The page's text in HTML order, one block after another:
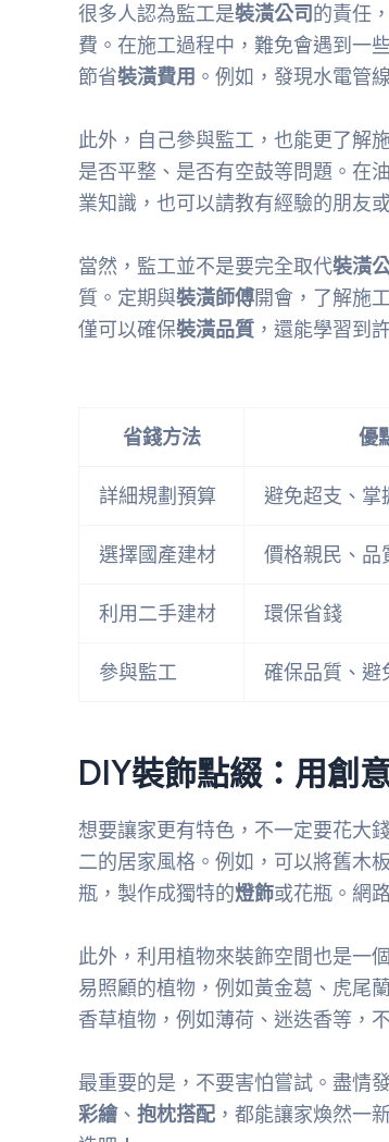
很多人認為監工是裝潢公司的責任
費。在施工過程中，難免會遇到一
節省裝潢費用 。例如，發現水電管
此外，自己參與監工，也能更了解
是否平整、是否有空鼓等問題。在
業知識，也可以請教有經驗的朋友
當然，監工並不是要完全取代裝潢
質。定期與裝潢師傅開會，了解施
僅可以確保裝潢品質 ，還能學習到
省錢方法
優
詳細規劃預算 避免超支、掌
選擇國產建材 價格親民、品
利用二手建材 環保省錢
參與監工 確保品質、避
DIY裝飾點綴：用創
想要讓家更有特色，不一定要花大
二的居家風格。例如，可以將舊木
瓶，製作成獨特的燈飾或花瓶。網
此外，利用植物來裝飾空間也是一
易照顧的植物，例如黃金葛、虎尾
香草植物，例如薄荷、迷迭香等，
最重要的是，不要害怕嘗試。盡情
彩繪、 抱枕搭配 ，都能讓家煥然一